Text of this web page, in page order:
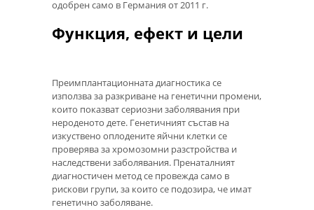
одобрен само в Германия от 2011 г.
Функция, ефект и цели
Преимплантационната диагностика се
използва за разкриване на генетични промени,
които показват сериозни заболявания при
нероденото дете. Генетичният състав на
изкуствено оплодените яйчни клетки се
проверява за хромозомни разстройства и
наследствени заболявания. Пренаталният
диагностичен метод се провежда само в
рискови групи, за които се подозира, че имат
генетично заболяване.